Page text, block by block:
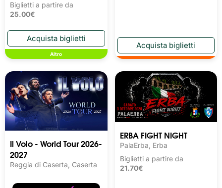
Biglietti a partire da
25.00€
Altro
Il Volo - World Tour 2026-
2027
Reggia di Caserta, Caserta
ERBA FIGHT NIGHT
PalaErba, Erba
Biglietti a partire da
21.70€